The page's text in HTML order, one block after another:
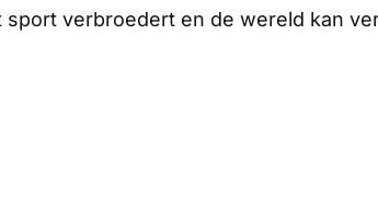
sport verbroedert en de wereld kan